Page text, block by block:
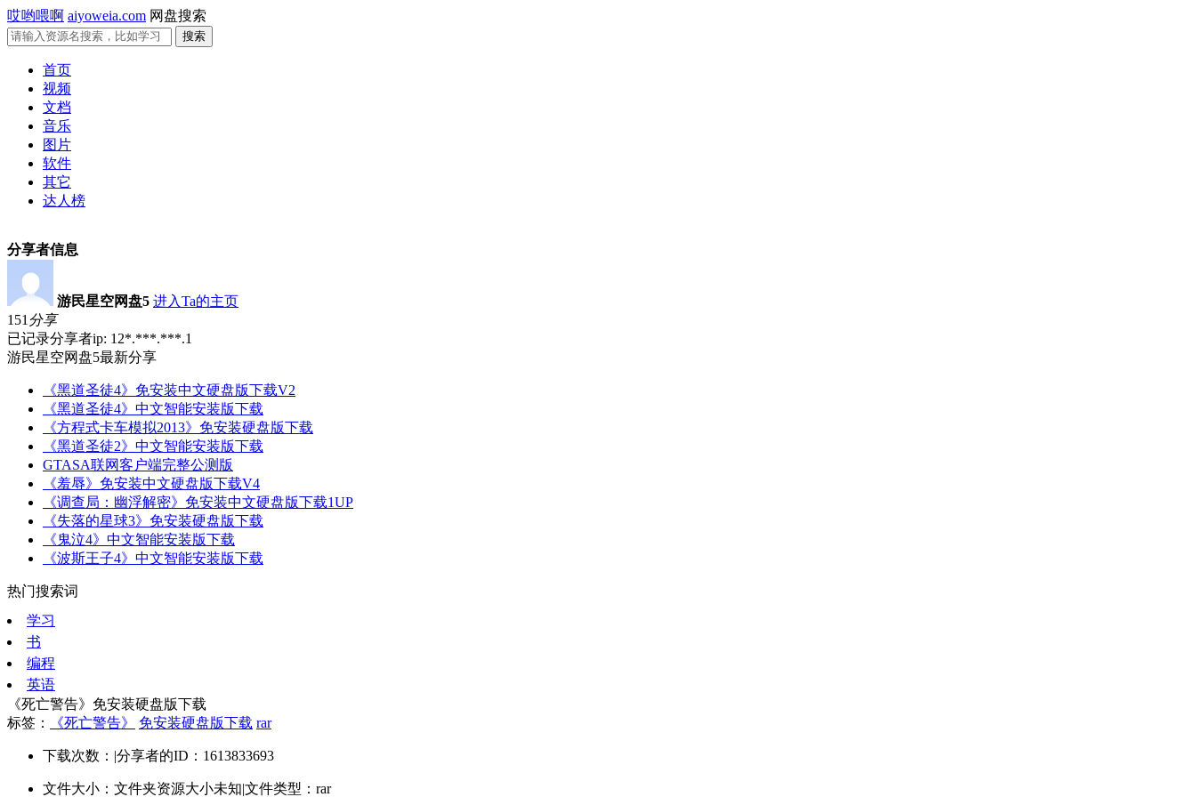
哎哟喂啊 aiyoweia.com 网盘搜索
首页
视频
文档
音乐
图片
软件
其它
达人榜
分享者信息
游民星空网盘5 进入Ta的主页
151 分享
已记录分享者ip: 12*.***.***.1
游民星空网盘5最新分享
《黑道圣徒4》免安装中文硬盘版下载V2
《黑道圣徒4》中文智能安装版下载
《方程式卡车模拟2013》免安装硬盘版下载
《黑道圣徒2》中文智能安装版下载
GTASA联网客户端完整公测版
《羞辱》免安装中文硬盘版下载V4
《调查局：幽浮解密》免安装中文硬盘版下载1UP
《失落的星球3》免安装硬盘版下载
《鬼泣4》中文智能安装版下载
《波斯王子4》中文智能安装版下载
热门搜索词
学习
书
编程
英语
《死亡警告》免安装硬盘版下载
标签：
《死亡警告》 免安装硬盘版下载 rar
下载次数： |分享者的ID：1613833693
文件大小：文件夹资源大小未知|文件类型：rar